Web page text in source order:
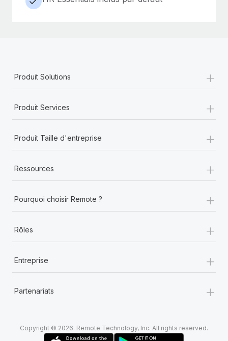
Produit Solutions +
Produit Services +
Produit Taille d'entreprise +
Ressources +
Pourquoi choisir Remote ? +
Rôles +
Entreprise +
Partenariats +
Copyright © 2026. Remote Technology, Inc. All rights reserved.